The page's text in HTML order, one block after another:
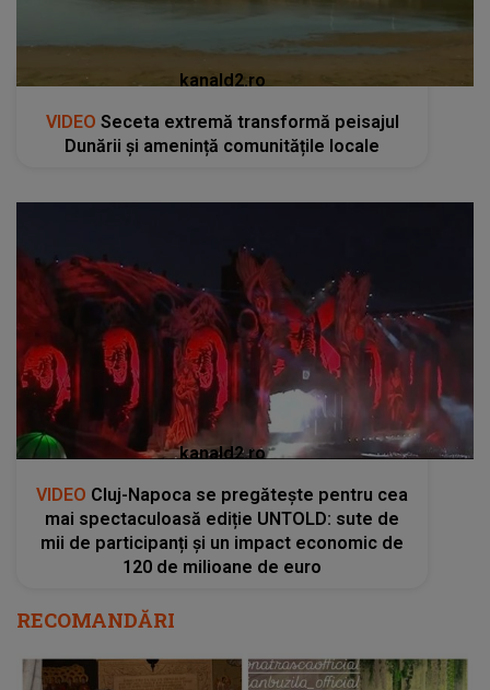
kanald2.ro
VIDEO Seceta extremă transformă peisajul
Dunării și amenință comunitățile locale
kanald2.ro
VIDEO Cluj-Napoca se pregătește pentru cea
mai spectaculoasă ediție UNTOLD: sute de
mii de participanți și un impact economic de
120 de milioane de euro
RECOMANDĂRI